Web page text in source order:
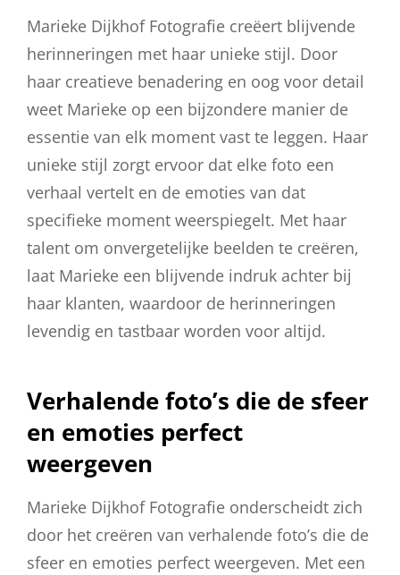
Marieke Dijkhof Fotografie creëert blijvende
herinneringen met haar unieke stijl. Door
haar creatieve benadering en oog voor detail
weet Marieke op een bijzondere manier de
essentie van elk moment vast te leggen. Haar
unieke stijl zorgt ervoor dat elke foto een
verhaal vertelt en de emoties van dat
specifieke moment weerspiegelt. Met haar
talent om onvergetelijke beelden te creëren,
laat Marieke een blijvende indruk achter bij
haar klanten, waardoor de herinneringen
levendig en tastbaar worden voor altijd.
Verhalende foto’s die de sfeer
en emoties perfect
weergeven
Marieke Dijkhof Fotografie onderscheidt zich
door het creëren van verhalende foto’s die de
sfeer en emoties perfect weergeven. Met een